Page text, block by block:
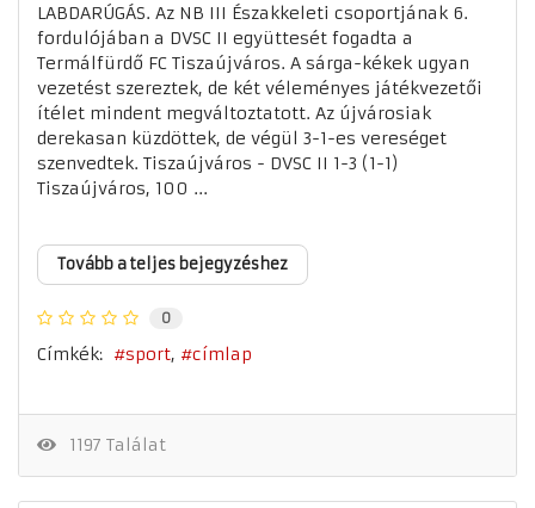
LABDARÚGÁS. Az NB III Északkeleti csoportjának 6.
fordulójában a DVSC II együttesét fogadta a
Termálfürdő FC Tiszaújváros. A sárga-kékek ugyan
vezetést szereztek, de két véleményes játékvezetői
ítélet mindent megváltoztatott. Az újvárosiak
derekasan küzdöttek, de végül 3-1-es vereséget
szenvedtek. Tiszaújváros - DVSC II 1-3 (1-1)
Tiszaújváros, 100 ...
Tovább a teljes bejegyzéshez
0
Címkék: sport címlap
1197 Találat